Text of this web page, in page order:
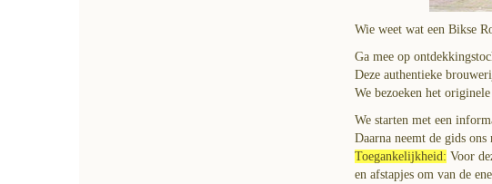
Wie weet wat een Bikse
Ga mee op
Deze authentieke
We bezoeken het
We starten met een
Daarna neemt de gids
Toegankelijkheid: Voor
en afstapjes om van de